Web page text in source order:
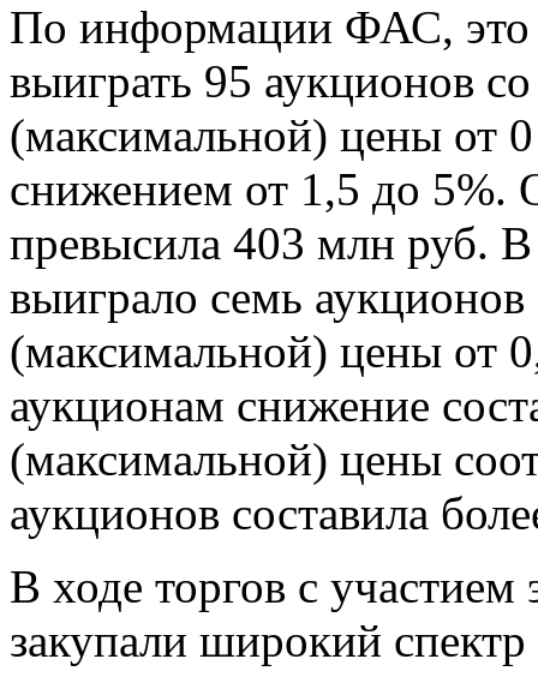
По информации ФАС,
выиграть 95 аукционов
(максимальной) цены от
снижением от 1,5 до 5%.
превысила 403 млн
выиграло семь
(максимальной) цены от
аукционам снижение
(максимальной) цены
аукционов составила
В ходе торгов с
закупали широкий